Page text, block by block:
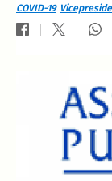
COVID-19